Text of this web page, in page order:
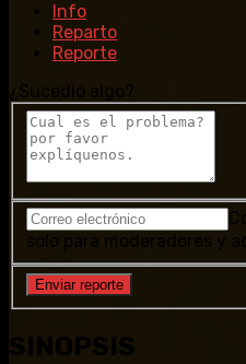
Info
Reparto
Reporte